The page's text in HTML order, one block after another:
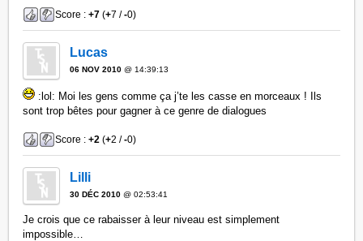
Score :+7 (+7 /-0)
Lucas
06 NOV 2010 @ 14:39:13
:lol: Moi les gens comme ça j’te les casse en morceaux ! Ils
sont trop bêtes pour gagner à ce genre de dialogues
Score :+2 (+2 /-0)
Lilli
30 DÉC 2010 @ 02:53:41
Je crois que ce rabaisser à leur niveau est simplement
impossible…